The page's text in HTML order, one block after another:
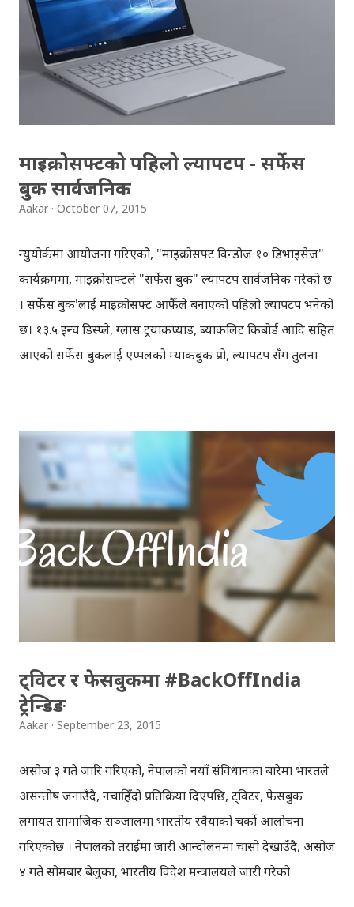
युट्युब एपमा हेर्न सकिन्छ । युट्युबका अनुसार, एकपटक डाउनलोड
गरेको भिडियो, ४८ घन्टा सम्म मात्र अफलाइन हेर्न मिल्छ । साथै,
भिडियो अपलोडकर्ताले भिडियो अफलाइन हेर्नको लागि डाउनलोड गर्न
दिने वा नदिने 'अप्सन'मा 'डाउनलोड गर्न नदिने' पनि भनेका हुनसक्छन् ।
यस्तो अवस्थामा, उक्त भिडियो डाउनलोड...
माइक्रोसफ्टको पहिलो ल्यापटप - सर्फेस
बुक सार्वजनिक
Aakar October 07, 2015
न्युयोर्कमा आयोजना गरिएको, "माइक्रोसफ्ट विन्डोज १० डिभाइसेज"
कार्यक्रममा, माइक्रोसफ्टले "सर्फेस बुक" ल्यापटप सार्वजनिक गरेको छ
। सर्फेस बुक'लाई माइक्रोसफ्ट आफैँले बनाएको पहिलो ल्यापटप भनेको
छ। १३.५ इन्च डिस्प्ले, ग्लास ट्रयाकप्याड, ब्याकलिट किबोर्ड आदि सहित
आएको सर्फेस बुकलाई एप्पलको म्याकबुक प्रो, ल्यापटप सँग तुलना
सबैभन्दा छिटो चल्ने (फास्टेस्ट) ल्यापटप हो । माइक्रोसफ्टले, सर्फेस
बुक'को ब्याट्रि १२ घन्टा टिक्ने दावी गरेको छ । सर्फेसबुक ल्यापटपको
मुल्य १५ सय डलर राखिएकोछ । हार्डवेयर र सफ्टवेयरको मामला'मा
सँधै मजाक बनाइने, माइक्रोसफ्टले यस पटक भने सबैलाई चकित
बनाइदिएकोछ । सर्फेस बुक, सर्फेस प्रो ४, सर्फेस पेन, नयाँ लुमिया
फोन, डिस्प्ले डक, होलोलेन्स आदिको सार्वजनि गरिएसँगै
माइक्रोसफ्टको चर्चा चुलिएकोछ । सर्फेस बुक'को भिडियो हेर्नुस् ! ➤
ट्विटर र फेसबुकमा #BackOffIndia
ट्रेन्डिङ
Aakar September 23, 2015
असोज ३ गते जारि गरिएको, नेपालको नयाँ संविधानका बारेमा भारतले
असन्तोष जनाउँदै, नचाहिँदो प्रतिक्रिया दिएपछि, ट्विटर, फेसबुक
लगायत सामाजिक सञ्जालमा भारतीय रवैयाको चर्को आलोचना
गरिएकोछ । नेपालको तराईमा जारी आन्दोलनमा चासो देखाउँदै, असोज
४ गते सोमबार बेलुका, भारतीय विदेश मन्त्रालयले जारी गरेको